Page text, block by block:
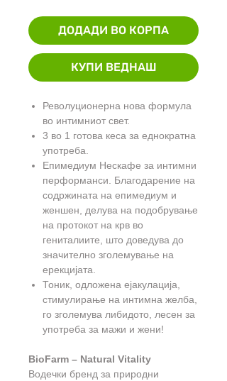
ДОДАДИ ВО КОРПА
КУПИ ВЕДНАШ
Револуционерна нова формула
во интимниот свет.
3 во 1 готова кеса за еднократна
употреба.
Епимедиум Нескафе за интимни
перформанси. Благодарение на
содржината на епимедиум и
женшен, делува на подобрување
на протокот на крв во
гениталиите, што доведува до
значително зголемување на
ерекцијата.
Тоник, одложена ејакулација,
стимулирање на интимна желба,
го зголемува либидото, лесен за
употреба за мажи и жени!
BioFarm – Natural Vitality
Водечки бренд за природни